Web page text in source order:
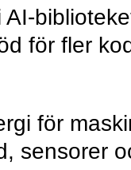
för fler
för
sensorer